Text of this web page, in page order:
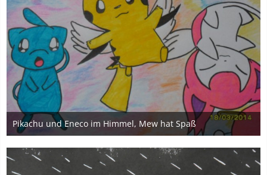
Pikachu und Eneco im Himmel, Mew hat Spaß
18. März 2014
4